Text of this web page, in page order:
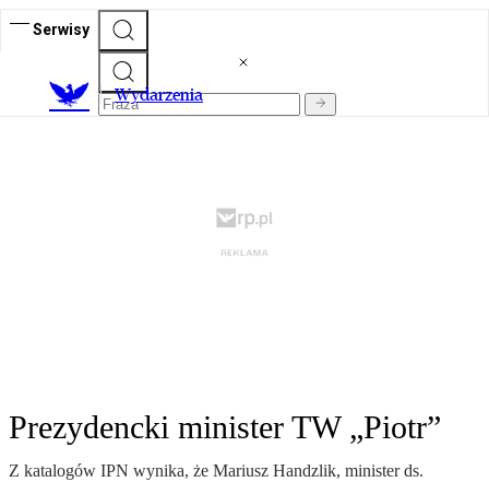
Serwisy
Wydarzenia
Prezydencki minister TW „Piotr”
Z katalogów IPN wynika, że Mariusz Handzlik, minister ds.